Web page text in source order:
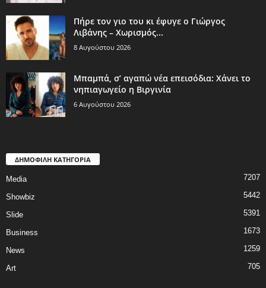
Πήρε τον γιο του κι έφυγε ο Γιώργος
Λιβάνης – Χωρισμός...
8 Αυγούστου 2026
Μπαμπά, σ’ αγαπώ νέα επεισόδια: Χάνει το
νηπιαγωγείο η Βιργινία
6 Αυγούστου 2026
ΔΗΜΟΦΙΛΗ ΚΑΤΗΓΟΡΙΑ
Media 7207
Showbiz 5442
Slide 5391
Business 1673
News 1259
Art 705